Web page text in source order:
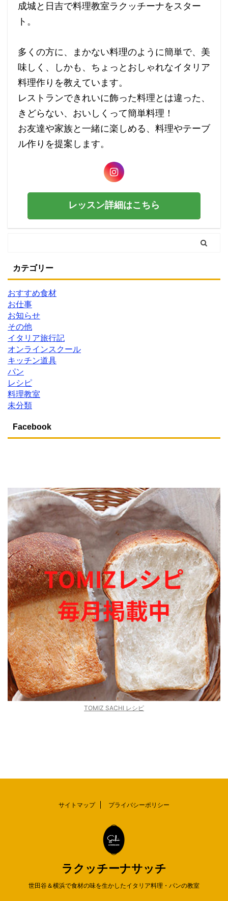
成城と日吉で料理教室ラクッチーナをスター
ト。
多くの方に、まかない料理のように簡単で、美
味しく、しかも、ちょっとおしゃれなイタリア
料理作りを教えています。
レストランできれいに飾った料理とは違った、
きどらない、おいしくって簡単料理！
お友達や家族と一緒に楽しめる、料理やテーブ
ル作りを提案します。
レッスン詳細はこちら
カテゴリー
おすすめ食材
お仕事
お知らせ
その他
イタリア旅行記
オンラインスクール
キッチン道具
パン
レシピ
料理教室
未分類
Facebook
TOMIZ SACHI レシピ
サイトマップ プライバシーポリシー
ラクッチーナサッチ
世田谷＆横浜で食材の味を生かしたイタリア料理・パンの教室